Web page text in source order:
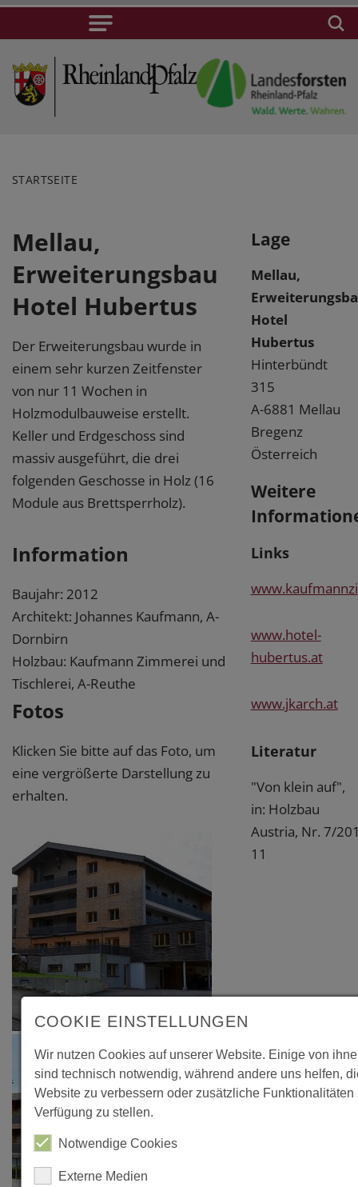
STARTSEITE
Mellau,
Erweiterungsbau
Hotel Hubertus
Der Erweiterungsbau wurde in
einem sehr kurzen Zeitfenster
von nur 11 Wochen in
Holzmodulbauweise erstellt.
Keller und Erdgeschoss sind
massiv ausgeführt, die drei
folgenden Geschosse in Holz (16
Module aus Brettsperrholz).
Information
Baujahr: 2012
Architekt: Johannes Kaufmann, A-
Dornbirn
Holzbau: Kaufmann Zimmerei und
Tischlerei, A-Reuthe
Fotos
Klicken Sie bitte auf das Foto, um
eine vergrößerte Darstellung zu
erhalten.
Lage
Mellau,
Hotel
Hubertus
Hinterbündt
315
A-6881 Mellau
Bregenz
Österreich
Weitere
Links
www.hotel-
hubertus.at
www.jkarch.at
Literatur
"Von klein auf",
in: Holzbau
Austria, Nr. 7/
11
COOKIE EINSTELLUNGEN
Wir nutzen Cookies auf unserer Website. Einige von
sind technisch notwendig, während andere uns helfen,
Website zu verbessern oder zusätzliche Funktionalitäten
Verfügung zu stellen.
Notwendige Cookies
Externe Medien